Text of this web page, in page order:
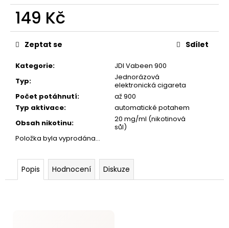
149 Kč
Měrná
cena:
Kategorie:
JDI Vabeen 900
Typ:
Jednorázová
elektronická cigareta
Počet potáhnutí:
až 900
Typ aktivace:
automatické potahem
Obsah nikotinu:
20 mg/ml (nikotinová
sůl)
Položka byla vyprodána…
Zeptat se Sdílet
Popis Hodnocení Diskuze
e
e
X2
COLA-
79
Kč
169
Kč